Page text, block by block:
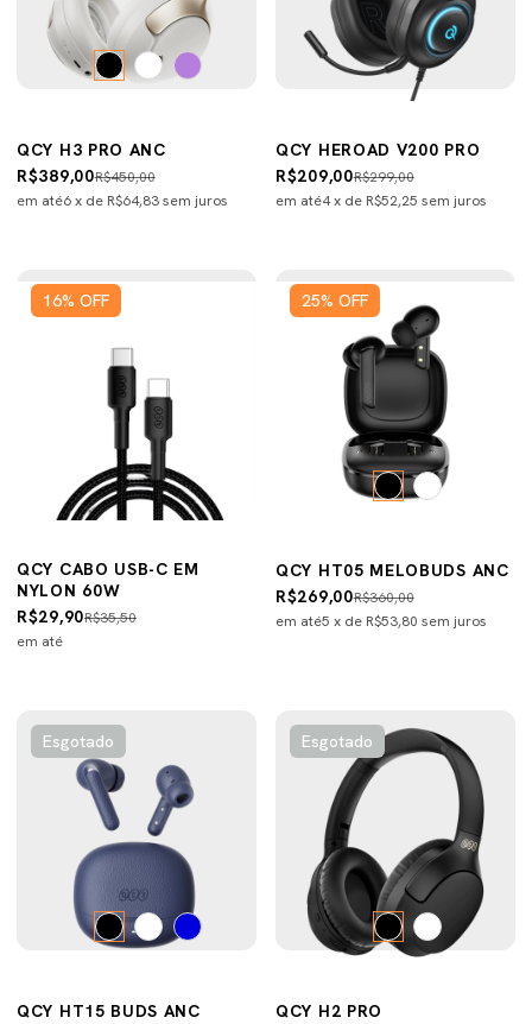
QCY H3 PRO ANC
R$450,00
R$389,00
em até6x de R$64,83sem juros
QCY HEROAD V200 PRO
R$299,00
R$209,00
em até4x de R$52,25 sem juros
16% OFF
QCY CABO USB-C EM
NYLON 60W
R$35,50
R$29,90
em até
25% OFF
QCY HT05 MELOBUDS ANC
R$360,00
R$269,00
em até5 x de R$53,80 sem juros
Esgotado
QCY HT15 BUDS ANC
Esgotado
QCY H2 PRO